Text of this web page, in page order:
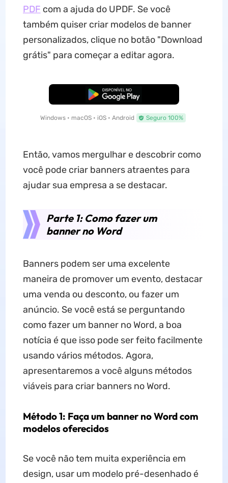
PDF com a ajuda do UPDF. Se você
também quiser criar modelos de banner
personalizados, clique no botão "Download
grátis" para começar a editar agora.
Baixar Grátis
Windows • macOS • iOS • Android Seguro 100%
Então, vamos mergulhar e descobrir como
você pode criar banners atraentes para
ajudar sua empresa a se destacar.
Parte 1: Como fazer um
banner no Word
Banners podem ser uma excelente
maneira de promover um evento, destacar
uma venda ou desconto, ou fazer um
anúncio. Se você está se perguntando
como fazer um banner no Word, a boa
notícia é que isso pode ser feito facilmente
usando vários métodos. Agora,
apresentaremos a você alguns métodos
viáveis ​​para criar banners no Word.
Método 1: Faça um banner no Word com
modelos oferecidos
Se você não tem muita experiência em
design, usar um modelo pré-desenhado é